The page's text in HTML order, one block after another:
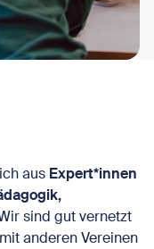
aus Expert*innen
sind gut vernetzt
anderen Vereinen